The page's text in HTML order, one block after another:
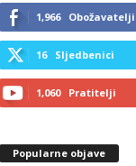
1,966 Obožavatelji
16 Sljedbenici
1,060 Pratitelji
Popularne objave